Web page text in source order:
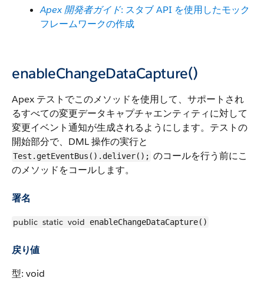
Apex 開発者ガイド: スタブ API を使用したモック
フレームワークの作成
enableChangeDataCapture()
Apex テストでこのメソッドを使用して、サポートされ
るすべての変更データキャプチャエンティティに対して
変更イベント通知が生成されるようにします。テストの
開始部分で、DML 操作の実行と
Test.getEventBus().deliver(); のコールを行う前にこ
のメソッドをコールします。
署名
public static void enableChangeDataCapture()
戻り値
型: void